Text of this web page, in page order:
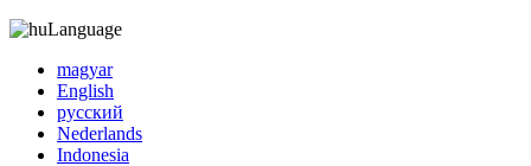
Language
magyar
English
русский
Nederlands
Indonesia